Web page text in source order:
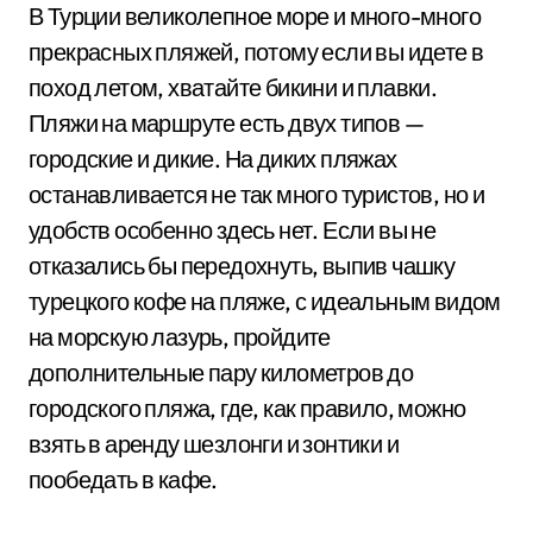
В Турции великолепное море и много-много
прекрасных пляжей, потому если вы идете в
поход летом, хватайте бикини и плавки.
Пляжи на маршруте есть двух типов —
городские и дикие. На диких пляжах
останавливается не так много туристов, но и
удобств особенно здесь нет. Если вы не
отказались бы передохнуть, выпив чашку
турецкого кофе на пляже, с идеальным видом
на морскую лазурь, пройдите
дополнительные пару километров до
городского пляжа, где, как правило, можно
взять в аренду шезлонги и зонтики и
пообедать в кафе.